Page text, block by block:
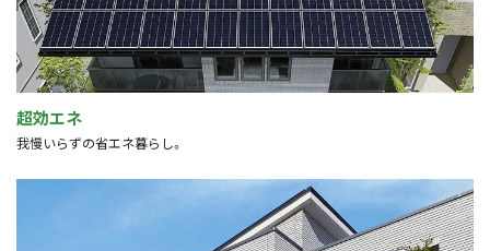
超効エネ
我慢いらずの省エネ暮らし。